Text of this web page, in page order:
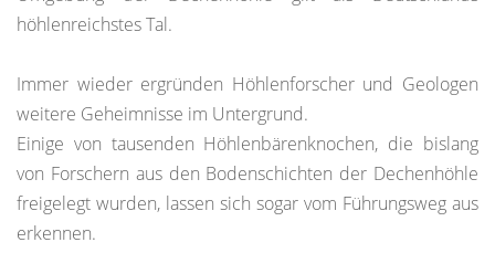
höhlenreichstes Tal.
Immer wieder ergründen Höhlenforscher und Geologen
weitere Geheimnisse im Untergrund.
Einige von tausenden Höhlenbärenknochen, die bislang
von Forschern aus den Bodenschichten der Dechenhöhle
freigelegt wurden, lassen sich sogar vom Führungsweg aus
erkennen.